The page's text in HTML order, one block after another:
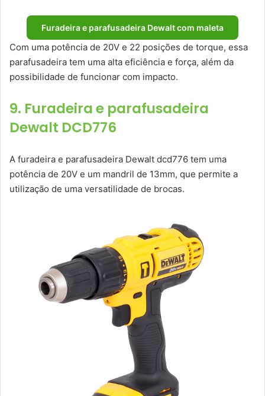
Furadeira e parafusadeira Dewalt com maleta
Com uma potência de 20V e 22 posições de torque, essa
parafusadeira tem uma alta eficiência e força, além da
possibilidade de funcionar com impacto.
9. Furadeira e parafusadeira
Dewalt DCD776
A furadeira e parafusadeira Dewalt dcd776 tem uma
potência de 20V e um mandril de 13mm, que permite a
utilização de uma versatilidade de brocas.